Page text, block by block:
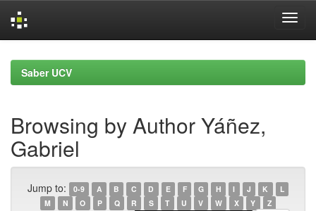
navigationSaber UCV
Browsing by Author Yáñez,
Gabriel
Jump to: 0-9 A B C D E F G H I J K
L
M
N O P Q R S T U V W X Y Z